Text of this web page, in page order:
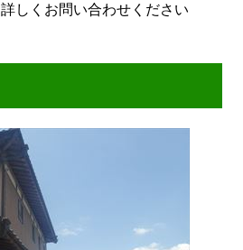
詳しくお問い合わせください